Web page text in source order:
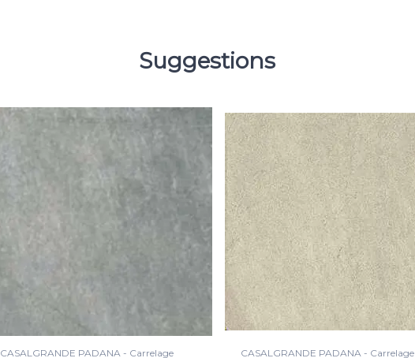
Suggestions
CASALGRANDE PADANA - Carrelage CASALGRANDE PADANA - Carrelage